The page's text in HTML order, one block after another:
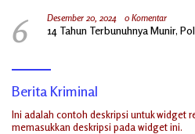
6 Desember 20, 2024 0 Komentar
14 Tahun Terbunuhnya Munir,
Berita Kriminal
Ini adalah contoh deskripsi untuk widget
memasukkan deskripsi pada widget ini.